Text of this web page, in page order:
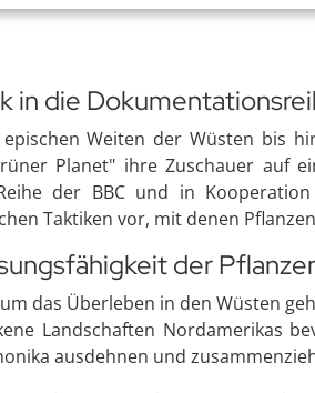
in die
Weiten der Wüsten bis
Planet" ihre Zuschauer auf
der BBC und in
Taktiken vor, mit denen
der
das Überleben in den Wüsten
Landschaften Nordamerikas
ausdehnen und